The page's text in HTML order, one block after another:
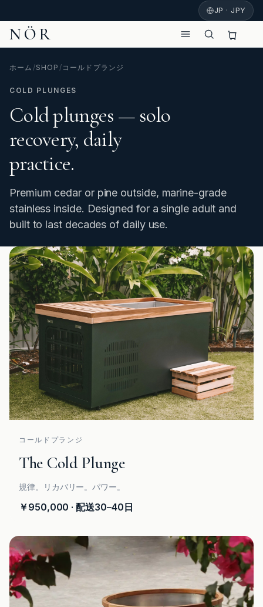
JP · JPY
NÖR
ホーム /SHOP / コールドプランジ
COLD PLUNGES
Cold plunges — solo
recovery, daily
practice.
Premium cedar or pine outside, marine-grade
stainless inside. Designed for a single adult and
built to last decades of daily use.
コールドプランジ
The Cold Plunge
規律。リカバリー。パワー。
￥950,000 · 配送30–40日